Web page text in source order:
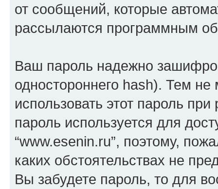
от сообщений, которые
рассылаются программным
Ваш пароль надежно
одностороннего hash). Тем
использовать этот пароль
пароль используется для
“www.esenin.ru”, поэтому,
каких обстоятельствах не
Вы забудете пароль, то для